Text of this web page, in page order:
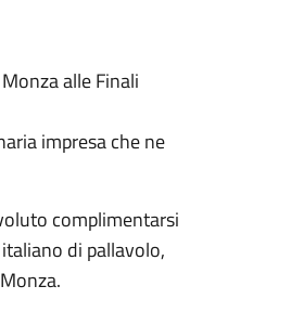
alle Finali
impresa che ne
complimentarsi
di pallavolo,